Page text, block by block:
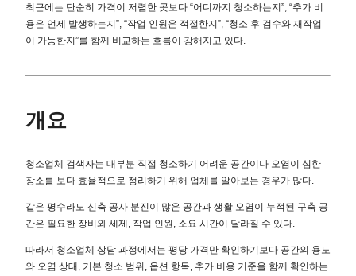
최근에는 단순히 가격이 저렴한 곳보다 “어디까지 청소하는지”, “추가 비
용은 언제 발생하는지”, “작업 인원은 적절한지”, “청소 후 검수와 재작업
이 가능한지”를 함께 비교하는 흐름이 강해지고 있다.
개요
청소업체 검색자는 대부분 직접 청소하기 어려운 공간이나 오염이 심한
장소를 보다 효율적으로 정리하기 위해 업체를 알아보는 경우가 많다.
같은 평수라도 신축 공사 분진이 많은 공간과 생활 오염이 누적된 구축 공
간은 필요한 장비와 세제, 작업 인원, 소요 시간이 달라질 수 있다.
따라서 청소업체 상담 과정에서는 평당 가격만 확인하기보다 공간의 용도
와 오염 상태, 기본 청소 범위, 옵션 항목, 추가 비용 기준을 함께 확인하는